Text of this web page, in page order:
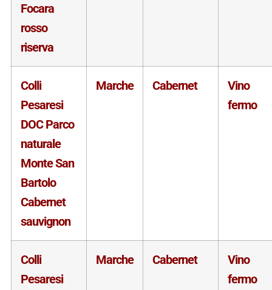
Focara
rosso
riserva
Colli
Pesaresi
DOC Parco
naturale
Monte San
Bartolo
Cabernet
sauvignon
Marche Cabernet
Vino
fermo
Colli
Pesaresi
Marche Cabernet
Vino
fermo